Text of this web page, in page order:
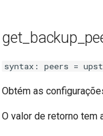
syntax: peers =
Obtém as
O valor de retorno tem